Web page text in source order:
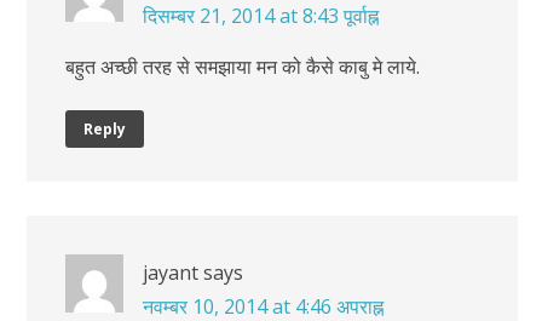
दिसम्बर 21, 2014 at 8:43 पूर्वाह्न
बहुत अच्छी तरह से समझाया मन को कैसे काबु मे लाये.
Reply
jayantsays
नवम्बर 10, 2014 at 4:46 अपराह्न